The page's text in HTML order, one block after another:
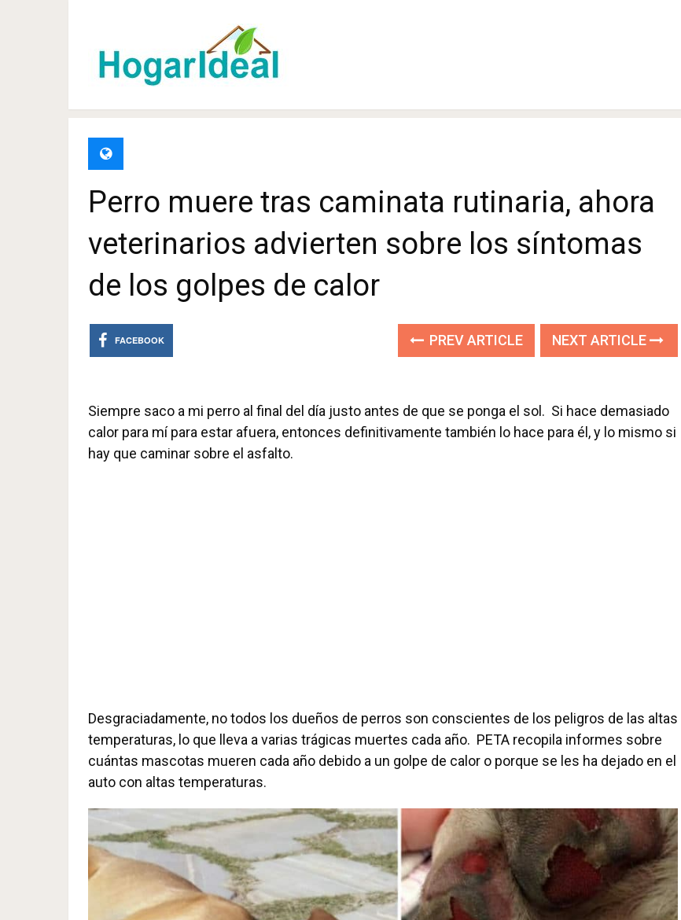
Perro muere tras caminata rutinaria, ahora
veterinarios advierten sobre los síntomas
de los golpes de calor
FACEBOOK PREV ARTICLE NEXT ARTICLE
Siempre saco a mi perro al final del día justo antes de que se ponga el sol. Si hace demasiado
calor para mí para estar afuera, entonces definitivamente también lo hace para él, y lo mismo si
hay que caminar sobre el asfalto.
Desgraciadamente, no todos los dueños de perros son conscientes de los peligros de las altas
temperaturas, lo que lleva a varias trágicas muertes cada año. PETA recopila informes sobre
cuántas mascotas mueren cada año debido a un golpe de calor o porque se les ha dejado en el
auto con altas temperaturas.